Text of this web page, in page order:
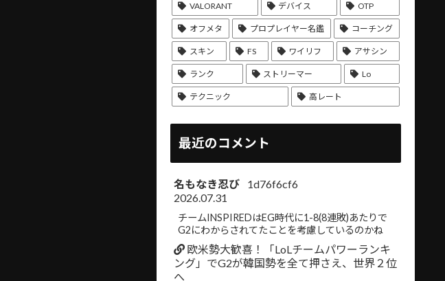
VALORANT デバイス OTP
オフメタ プロプレイヤー名鑑 コーチング
スキン FS ワイリフ アサシン
ランク ストリーマー Lo
テクニック 高レート
最近のコメント
名もなき忍び
1d76f6cf6
2026.07.31
チームINSPIREDはEG時代に1-8(8連敗)あたりで
G2にわからされてたことを考慮しているのかね
欧米勢大歓喜！「LoLチームパワーランキ
ング」でG2が韓国勢を全て押さえ、世界２位
へ